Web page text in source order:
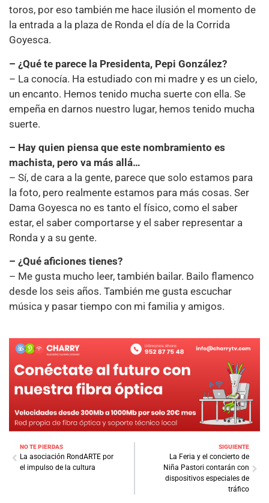
toros, por eso también me hace ilusión el momento de
la entrada a la plaza de Ronda el día de la Corrida
Goyesca.
– ¿Qué te parece la Presidenta, Pepi González?
– La conocía. Ha estudiado con mi madre y es un cielo,
un encanto. Hemos tenido mucha suerte con ella. Se
empeña en darnos nuestro lugar, hemos tenido mucha
suerte.
– Hay quien piensa que este nombramiento es
machista, pero va más allá…
– Sí, de cara a la gente, parece que solo estamos para
la foto, pero realmente estamos para más cosas. Ser
Dama Goyesca no es tanto el físico, como el saber
estar, el saber comportarse y el saber representar a
Ronda y a su gente.
– ¿Qué aficiones tienes?
– Me gusta mucho leer, también bailar. Bailo flamenco
desde los seis años. También me gusta escuchar
música y pasar tiempo con mi familia y amigos.
NO TE PIERDAS
La asociación RondARTE por
el impulso de la cultura
SIGUIENTE
La Feria y el concierto de
Niña Pastori contarán con
dispositivos especiales de
tráfico